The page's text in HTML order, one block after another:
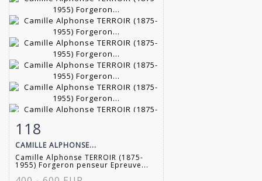
Fiche détaillée
118
CAMILLE ALPHONSE...
Camille Alphonse TERROIR (1875-
1955) Forgeron penseur Epreuve...